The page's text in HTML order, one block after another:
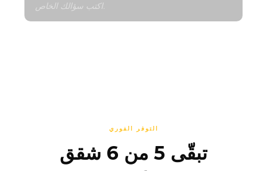
اكتب سؤالك الخاص.
التوفر الفوري
تبقّى 5 من 6 شقق